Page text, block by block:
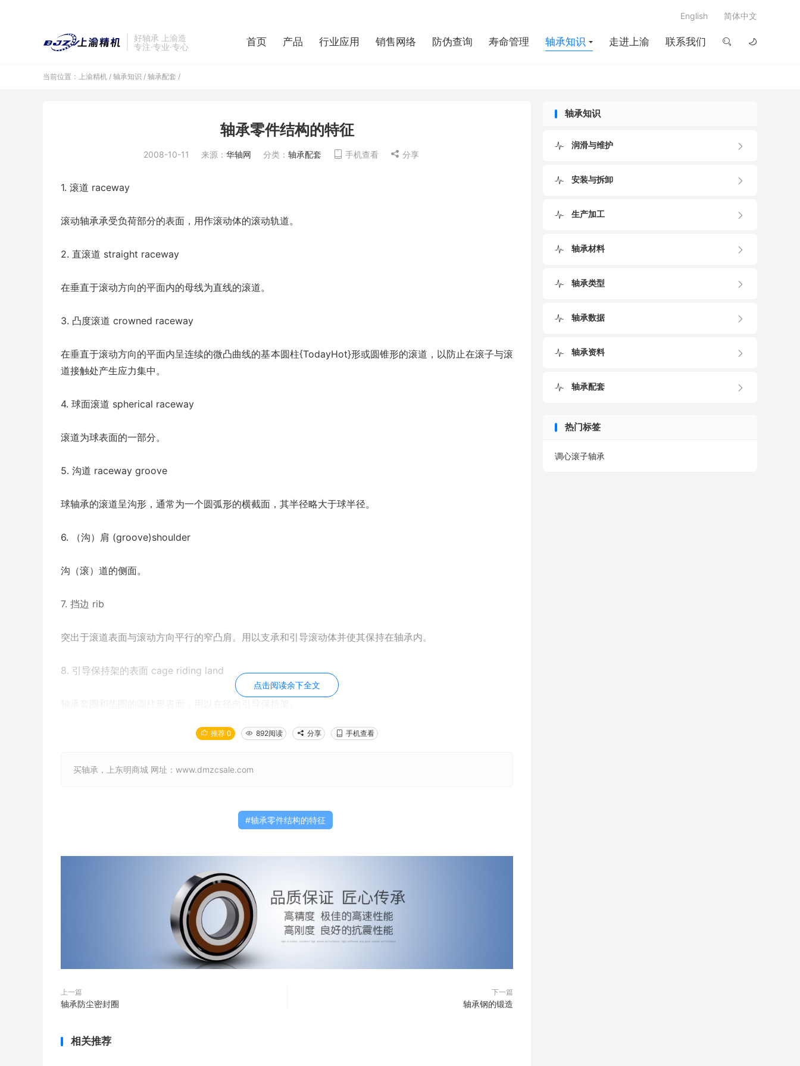
好轴承 上渝造
专注·专业·专心
首页 产品 行业应用 销售网络 防伪查询 寿命管理 轴承知识 走进上渝 联系我们
English 简体中文
当前位置： 上渝精机 / 轴承知识 / 轴承配套 /
轴承零件结构的特征
2008-10-11 来源： 华轴网 分类： 轴承配套 手机查看 分享
1. 滚道 raceway
滚动轴承承受负荷部分的表面，用作滚动体的滚动轨道。
2. 直滚道 straight raceway
在垂直于滚动方向的平面内的母线为直线的滚道。
3. 凸度滚道 crowned raceway
在垂直于滚动方向的平面内呈连续的微凸曲线的基本圆柱{TodayHot}形或圆锥形的滚道，以防止在滚子与滚
道接触处产生应力集中。
4. 球面滚道 spherical raceway
滚道为球表面的一部分。
5. 沟道 raceway groove
球轴承的滚道呈沟形，通常为一个圆弧形的横截面，其半径略大于球半径。
6. （沟）肩 (groove)shoulder
沟（滚）道的侧面。
7. 挡边 rib
突出于滚道表面与滚动方向平行的窄凸肩。用以支承和引导滚动体并使其保持在轴承内。
8. 引导保持架的表面 cage riding land
9. 套圈（垫圈）端面 ring(washer)face
垂直于套圈（垫圈）轴心线的套圈（垫圈）表面。
轴承或轴承零件的内孔，其母线基本为直线并与轴承轴心线或轴承零件轴心线平行。
12. 圆锥形内孔 tapered bore
轴承或轴承零件的内孔，其母线基本为直线并与轴承轴心线或轴承零件轴心线相交。
13. 轴承外表面 bearing outside surface
滚动轴承外圈或座圈的外表面。
点击阅读余下全文
推荐 0 892阅读 分享 手机查看
买轴承，上东明商城 网址：www.dmzcsale.com
轴承零件结构的特征
上一篇
轴承防尘密封圈
下一篇
轴承钢的锻造
相关推荐
轴承知识
润滑与维护
安装与拆卸
生产加工
轴承材料
轴承类型
轴承数据
轴承资料
轴承配套
热门标签
调心滚子轴承